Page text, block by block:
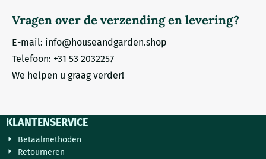
Vragen over de verzending en levering?
E-mail: info@houseandgarden.shop
Telefoon: +31 53 2032257
We helpen u graag verder!
KLANTENSERVICE
Betaalmethoden
Retourneren